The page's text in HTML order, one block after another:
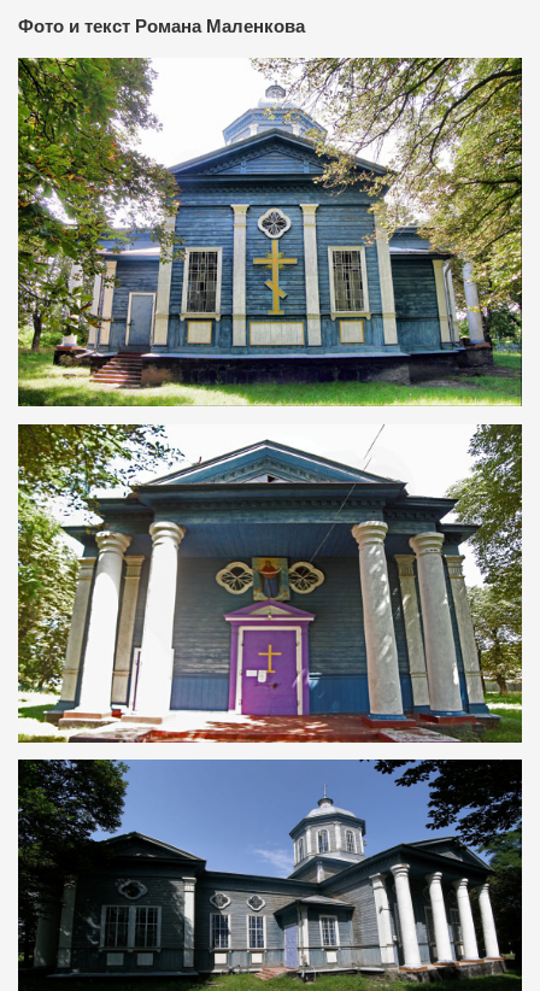
Фото и текст Романа Маленкова